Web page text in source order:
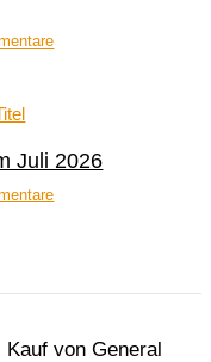
Juli 2026
von General